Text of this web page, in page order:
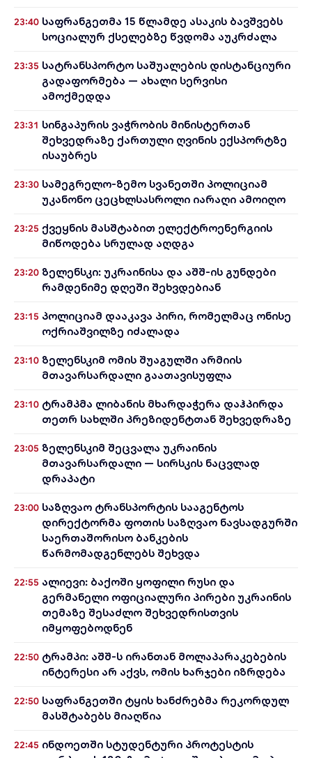
23:40 საფრანგეთმა 15 წლამდე ასაკის ბავშვებს
სოციალურ ქსელებზე წვდომა აუკრძალა
23:35 სატრანსპორტო საშუალების დისტანციური
გადაფორმება — ახალი სერვისი
ამოქმედდა
23:31 სინგაპურის ვაჭრობის მინისტერთან
შეხვედრაზე ქართული ღვინის ექსპორტზე
ისაუბრეს
23:30 სამეგრელო-ზემო სვანეთში პოლიციამ
უკანონო ცეცხლსასროლი იარაღი ამოიღო
23:25 ქვეყნის მასშტაბით ელექტროენერგიის
მიწოდება სრულად აღდგა
23:20 ზელენსკი: უკრაინისა და აშშ-ის გუნდები
რამდენიმე დღეში შეხვდებიან
23:15 პოლიციამ დააკავა პირი, რომელმაც ონისე
ოქრიაშვილზე იძალადა
23:10 ზელენსკიმ ომის შუაგულში არმიის
მთავარსარდალი გაათავისუფლა
23:10 ტრამპმა ლიბანის მხარდაჭერა დაჰპირდა
თეთრ სახლში პრეზიდენტთან შეხვედრაზე
23:05 ზელენსკიმ შეცვალა უკრაინის
მთავარსარდალი — სირსკის ნაცვლად
დრაპატი
23:00 საზღვაო ტრანსპორტის სააგენტოს
დირექტორმა ფოთის საზღვაო ნავსადგურში
საერთაშორისო ბანკების
წარმომადგენლებს შეხვდა
22:55 ალიევი: ბაქოში ყოფილი რუსი და
გერმანელი ოფიციალური პირები უკრაინის
თემაზე შესაძლო შეხვედრისთვის
იმყოფებოდნენ
22:50 ტრამპი: აშშ-ს ირანთან მოლაპარაკებების
ინტერესი არ აქვს, ომის ხარჯები იზრდება
22:50 საფრანგეთში ტყის ხანძრებმა რეკორდულ
მასშტაბებს მიაღწია
22:45 ინდოეთში სტუდენტური პროტესტის